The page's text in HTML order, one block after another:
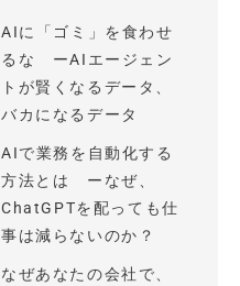
AIに「ゴミ」を食わせ
るな ーAIエージェン
トが賢くなるデータ、
バカになるデータ
AIで業務を自動化する
方法とは ーなぜ、
ChatGPTを配っても仕
事は減らないのか？
なぜあなたの会社で、